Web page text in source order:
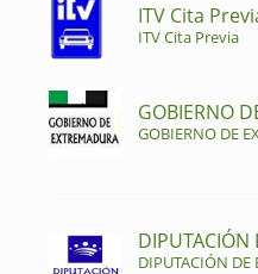
ITV Cita
ITV Cita Previa
GOBIERNO
GOBIERNO DE
DIPUTACIÓN
DIPUTACIÓN DE